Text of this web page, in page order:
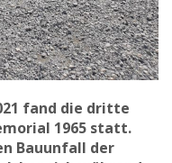
fand die dritte
1965 statt.
Bauunfall der